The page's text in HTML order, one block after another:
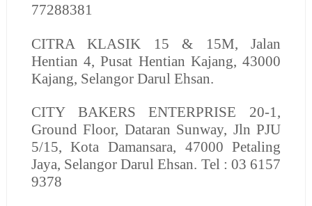
77288381
CITRA KLASIK 15 & 15M, Jalan
Hentian 4, Pusat Hentian Kajang, 43000
Kajang, Selangor Darul Ehsan.
CITY BAKERS ENTERPRISE 20-1,
Ground Floor, Dataran Sunway, Jln PJU
5/15, Kota Damansara, 47000 Petaling
Jaya, Selangor Darul Ehsan. Tel : 03 6157
9378